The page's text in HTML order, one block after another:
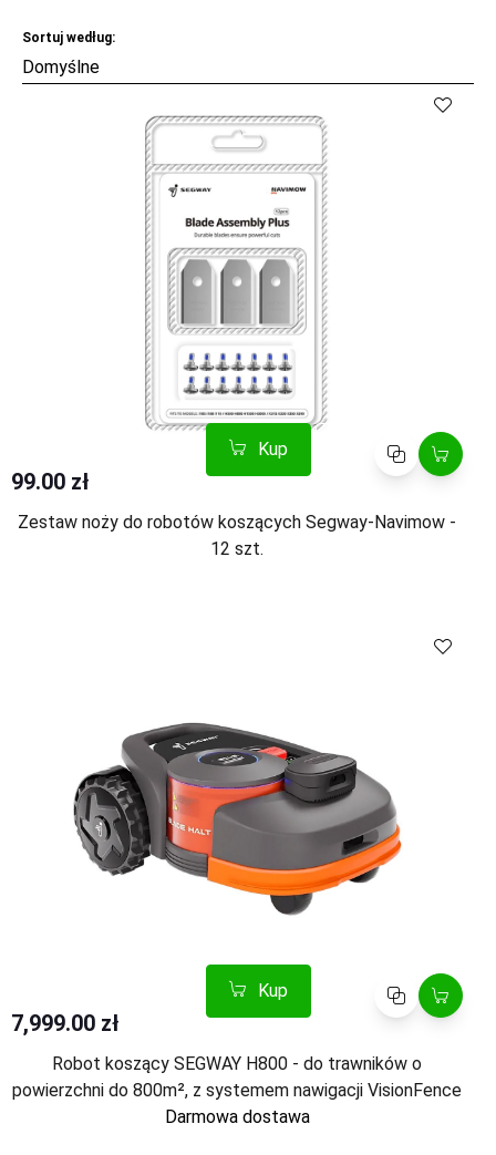
Sortuj według:
Kup Porównaj
99.00 zł
Zestaw noży do robotów koszących Segway-Navimow -
12 szt.
Kup Porównaj
7,999.00 zł
Robot koszący SEGWAY H800 - do trawników o
powierzchni do 800m², z systemem nawigacji VisionFence
Darmowa dostawa